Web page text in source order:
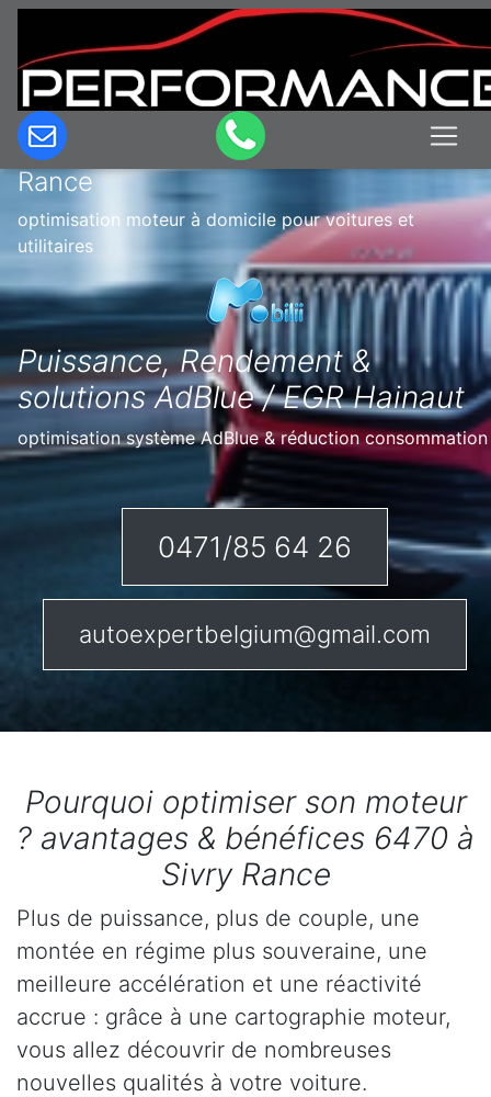
Optimisation & Reprogrammation
moteur à domicile en Belgique à Sivry
Rance
optimisation moteur à domicile pour voitures et
utilitaires
Puissance, Rendement &
solutions AdBlue / EGR Hainaut
optimisation système AdBlue & réduction consommation
0471/85 64 26
autoexpertbelgium@gmail.com
Pourquoi optimiser son moteur
? avantages & bénéfices 6470 à
Sivry Rance
Plus de puissance, plus de couple, une
montée en régime plus souveraine, une
meilleure accélération et une réactivité
accrue : grâce à une cartographie moteur,
vous allez découvrir de nombreuses
nouvelles qualités à votre voiture.